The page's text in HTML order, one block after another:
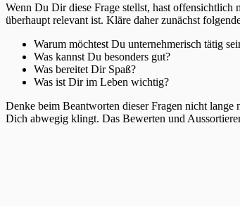
Wenn Du Dir diese Frage stellst, hast offensichtlich
überhaupt relevant ist. Kläre daher zunächst
Warum möchtest Du unternehmerisch tätig
Was kannst Du besonders gut?
Was bereitet Dir Spaß?
Was ist Dir im Leben wichtig?
Denke beim Beantworten dieser Fragen nicht
Dich abwegig klingt. Das Bewerten und